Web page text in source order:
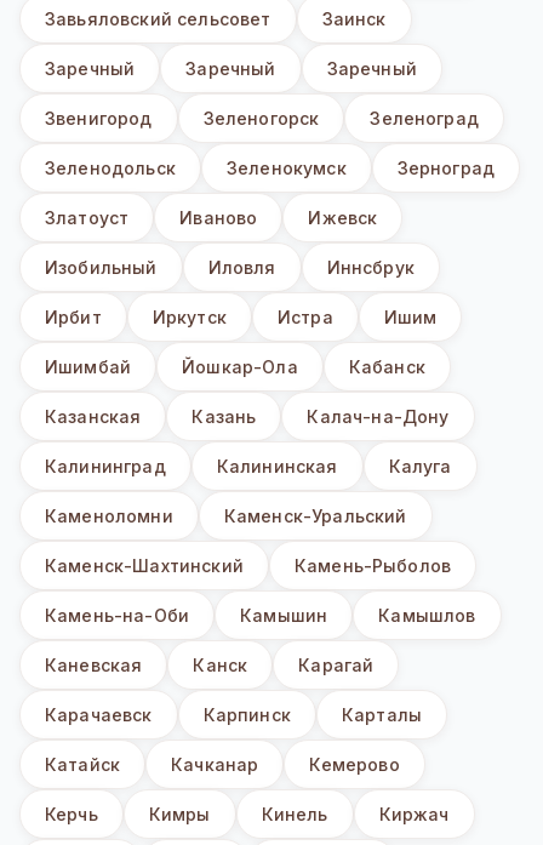
Завьяловский сельсовет Заинск
Заречный Заречный Заречный
Звенигород Зеленогорск Зеленоград
Зеленодольск Зеленокумск Зерноград
Златоуст Иваново Ижевск
Изобильный Иловля Иннсбрук
Ирбит Иркутск Истра Ишим
Ишимбай Йошкар-Ола Кабанск
Казанская Казань Калач-на-Дону
Калининград Калининская Калуга
Каменоломни Каменск-Уральский
Каменск-Шахтинский Камень-Рыболов
Камень-на-Оби Камышин Камышлов
Каневская Канск Карагай
Карачаевск Карпинск Карталы
Катайск Качканар Кемерово
Керчь Кимры Кинель Киржач